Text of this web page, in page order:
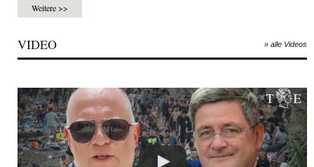
Weitere >>
VIDEO » alle Videos